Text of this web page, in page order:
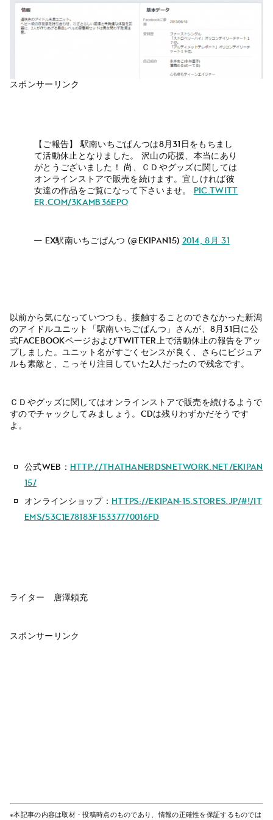
スポンサーリンク
【ご報告】 駅南いちごぱんつは8月31日をもちまし
て活動休止となりました。 沢山の応援、本当にあり
がとうございました！ 尚、ＣＤやグッズに関しては
オンラインストアで販売を続けます。宜しければ彼
女達の作品をご覧になって下さいませ。 pic.twitt
er.com/3kaMB36EPo
— ex駅南いちごぱんつ (@ekipan15) 2014, 8月 31
以前から気になっていつつも、接触することのできなかった新潟
のアイドルユニット「駅南いちごぱんつ」さんが、8月31日に公
式Facebookページおよびtwitter上で活動休止の報告をアッ
プしました。ユニット名がすごくセンスが良く、さらにビジュア
ルも素敵と、こっそり注目していた2人だったので残念です。
ＣＤやグッズに関してはオンラインストアで販売を続けるようで
すのでチャックしてみましょう。CDは残りわずかだそうです
よ。
公式web： http://thathanerdsnetwork.net/ekipan
15/
オンラインショップ： https://ekipan-15.stores.jp/#!/it
ems/53c1e78183f15337770016fd
ライター 唐澤頼充
スポンサーリンク
※本記事の内容は取材・投稿時点のものであり、情報の正確性を保証するものでは